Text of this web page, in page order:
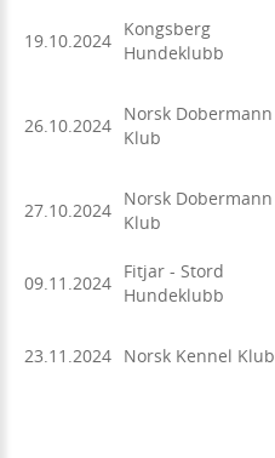
19.10.2024
Kongsberg
Hundeklubb
26.10.2024
Norsk Dobermann
Klub
27.10.2024
Norsk Dobermann
Klub
09.11.2024
Fitjar - Stord
Hundeklubb
23.11.2024 Norsk Kennel Klub